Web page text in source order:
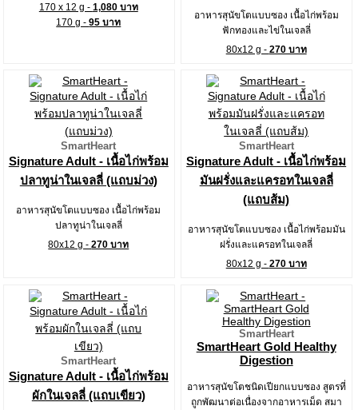
170 x 12 g - 1,080 บาท
170 g -95 บาท
อาหารสุนัขโตแบบซอง เนื้อไก่พร้อม
ฟักทองและไข่ในเจลลี่
80x12 g - 270 บาท
SmartHeart
Signature Adult - เนื้อไก่พร้อม
ปลาทูน่าในเจลลี่ (แถบม่วง)
อาหารสุนัขโตแบบซอง เนื้อไก่พร้อม
ปลาทูน่าในเจลลี่
80x12 g -270 บาท
SmartHeart
Signature Adult - เนื้อไก่พร้อม
มันฝรั่งและแครอทในเจลลี่
(แถบส้ม)
อาหารสุนัขโตแบบซอง เนื้อไก่พร้อมมัน
ฝรั่งและแครอทในเจลลี่
80x12 g - 270 บาท
SmartHeart
Signature Adult - เนื้อไก่พร้อม
ผักในเจลลี่ (แถบเขียว)
SmartHeart
SmartHeart Gold Healthy
Digestion
อาหารสุนัขโตชนิดเปียกแบบซอง สูตรที่
ถูกพัฒนาต่อเนื่องจากอาหารเม็ด สมา